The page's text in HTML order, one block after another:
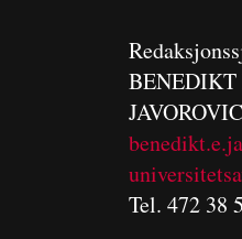
BENEDIKT
JAVOROVIC
Tel. 472 38